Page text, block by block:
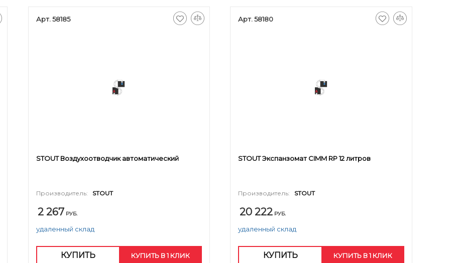
Арт. 58185
STOUT Воздухоотводчик автоматический
Производитель: STOUT
2 267 РУБ.
удаленный склад
КУПИТЬ КУПИТЬ В 1 КЛИК
Арт. 58180
STOUT Экспанзомат CIMM RP 12 литров
Производитель: STOUT
20 222 РУБ.
удаленный склад
КУПИТЬ КУПИТЬ В 1 КЛИК